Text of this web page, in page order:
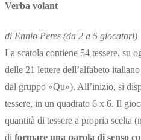
Verba volant
di Ennio Peres (da 2 a 5 giocatori)
La scatola contiene 54 tessere, su
delle 21 lettere dell’alfabeto
dal gruppo «Qu»). All’inizio, si
tessere, in un quadrato 6 x 6. Il
quantità di tessere a propria scelta
di formare una parola di senso